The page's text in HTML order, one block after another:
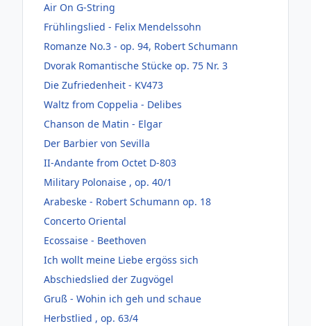
Air On G-String
Frühlingslied - Felix Mendelssohn
Romanze No.3 - op. 94, Robert Schumann
Dvorak Romantische Stücke op. 75 Nr. 3
Die Zufriedenheit - KV473
Waltz from Coppelia - Delibes
Chanson de Matin - Elgar
Der Barbier von Sevilla
II-Andante from Octet D-803
Military Polonaise , op. 40/1
Arabeske - Robert Schumann op. 18
Concerto Oriental
Ecossaise - Beethoven
Ich wollt meine Liebe ergöss sich
Abschiedslied der Zugvögel
Gruß - Wohin ich geh und schaue
Herbstlied , op. 63/4